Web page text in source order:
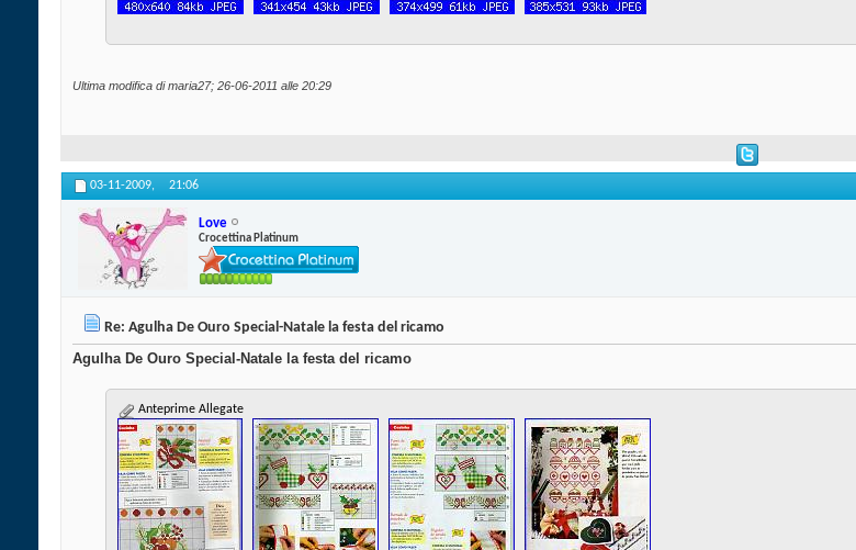
Ultima modifica di maria27; 26-06-2011 alle 20:29
03-11-2009, 21:06
Love
Crocettina Platinum
Re: Agulha De Ouro Special-Natale la festa del ricamo
Agulha De Ouro Special-Natale la festa del ricamo
Anteprime Allegate